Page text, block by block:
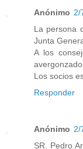
Anónimo 2/
La persona
Junta
A los
Los socios
Responder
Anónimo 2/
SR. Pedro